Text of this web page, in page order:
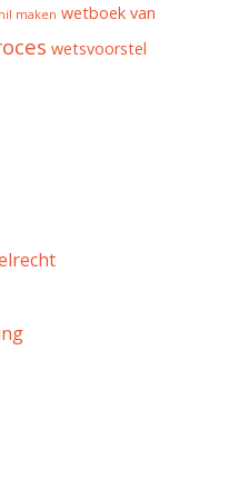
maken wetboek van
wetsvoorstel